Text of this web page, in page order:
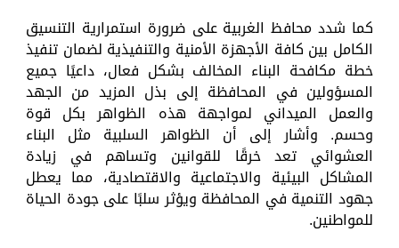
كما شدد محافظ الغربية على ضرورة استمرارية التنسيق
الكامل بين كافة الأجهزة الأمنية والتنفيذية لضمان تنفيذ
خطة مكافحة البناء المخالف بشكل فعال، داعيًا جميع
المسؤولين في المحافظة إلى بذل المزيد من الجهد
والعمل الميداني لمواجهة هذه الظواهر بكل قوة
وحسم. وأشار إلى أن الظواهر السلبية مثل البناء
العشوائي تعد خرقًا للقوانين وتساهم في زيادة
المشاكل البيئية والاجتماعية والاقتصادية، مما يعطل
جهود التنمية في المحافظة ويؤثر سلبًا على جودة الحياة
للمواطنين.